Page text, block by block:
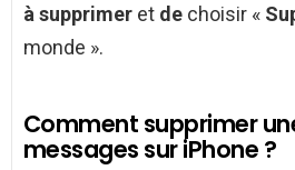
à supprimer et de choisir «
monde ».
Comment supprimer
messages sur iPhone ?